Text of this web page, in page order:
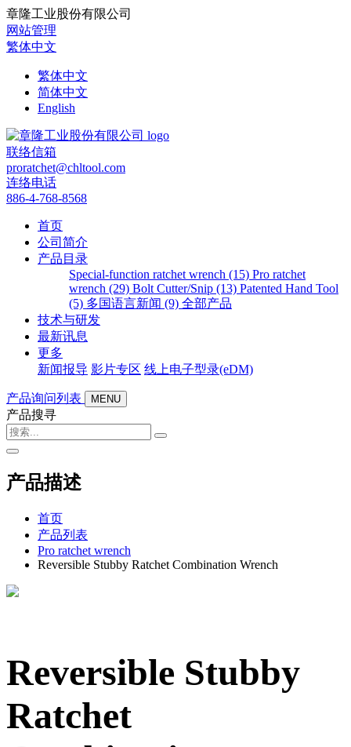
章隆工业股份有限公司
网站管理
繁体中文
繁体中文
简体中文
English
联络信箱
proratchet@chltool.com
连络电话
886-4-768-8568
首页
公司简介
产品目录
Special-function ratchet wrench (15) Pro ratchet
wrench (29) Bolt Cutter/Snip (13) Patented Hand Tool
(5) 多国语言新闻 (9) 全部产品
技术与研发
最新讯息
更多
新闻报导 影片专区 线上电子型录(eDM)
产品询问列表 MENU
产品搜寻
产品描述
首页
产品列表
Pro ratchet wrench
Reversible Stubby Ratchet Combination Wrench
Reversible Stubby
Ratchet